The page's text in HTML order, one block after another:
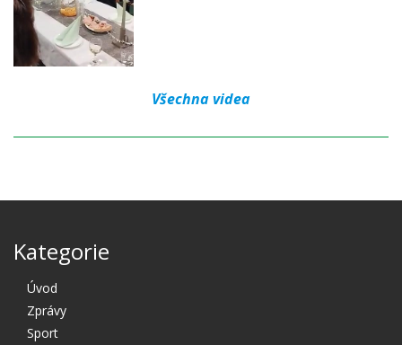
Všechna videa
Kategorie
Úvod
Zprávy
Sport